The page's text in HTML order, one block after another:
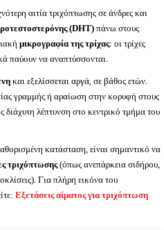
αιτία τριχόπτωσης σε άνδρες και
(DHT) πάνω στους
μικρογραφία της τρίχας: οι τρίχες
παύουν να αναπτύσσονται.
και εξελίσσεται αργά, σε βάθος ετών.
γραμμής ή αραίωση στην κορυφή στους
διάχυτη λέπτυνση στο κεντρικό τμήμα του
κατάσταση, είναι σημαντικό να
τριχόπτωσης(όπως ανεπάρκεια σιδήρου,
Για πλήρη εικόνα του
Εξετάσεις αίματος για τριχόπτωση